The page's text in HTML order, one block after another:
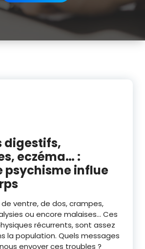
digestifs,
eczéma… :
psychisme influe
ventre, de dos, crampes,
ou encore malaises… Ces
récurrents, sont assez
la population. Quels messages
envoyer ces troubles ?